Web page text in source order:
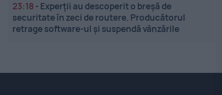
23:18 - Experții au descoperit o breșă de
securitate în zeci de routere. Producătorul
retrage software-ul și suspendă vânzările